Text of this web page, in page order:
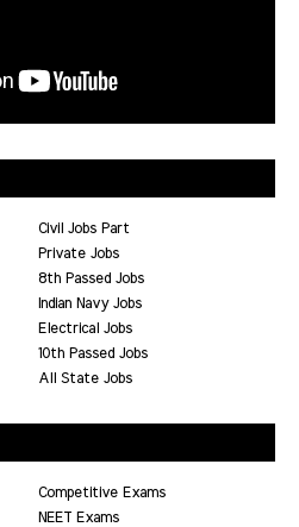
Civil Jobs Part
Private Jobs
8th Passed Jobs
Indian Navy Jobs
Electrical Jobs
10th Passed Jobs
All State Jobs
Competitive Exams
NEET Exams